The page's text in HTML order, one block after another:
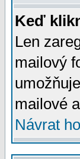
Keď
Len
mailový
mailové
Návrat